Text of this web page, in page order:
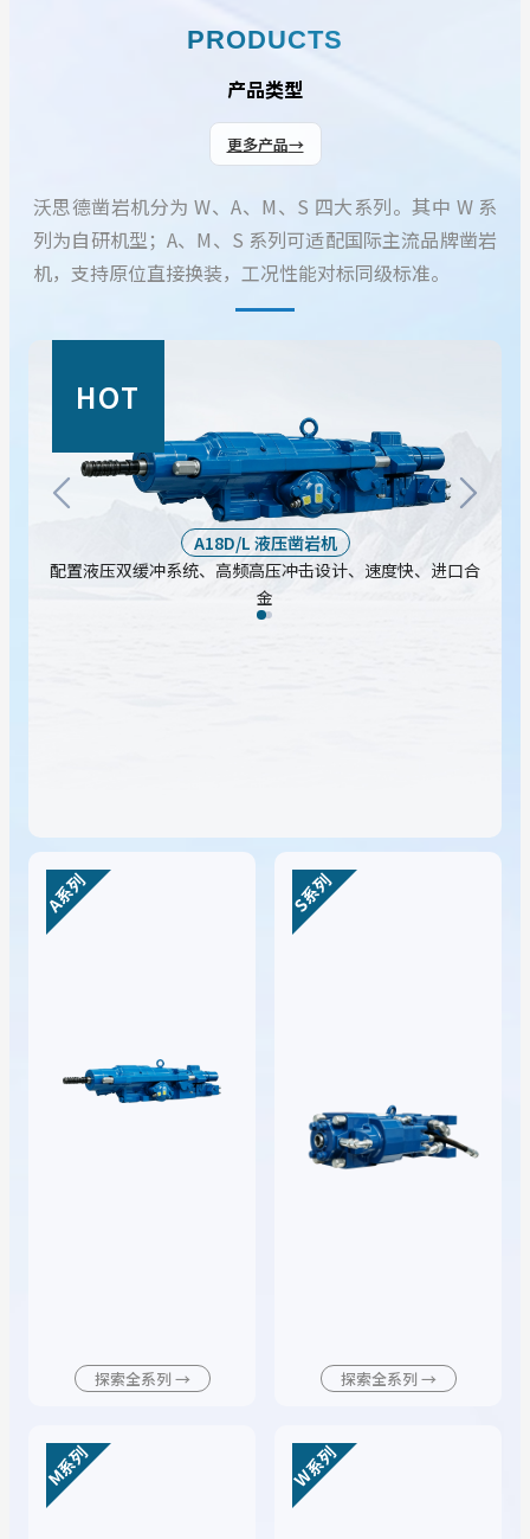
PRODUCTS
产品类型
更多产品→
沃思德凿岩机分为 W、A、M、S 四大系列。其中 W 系
列为自研机型；A、M、S 系列可适配国际主流品牌凿岩
机，支持原位直接换装，工况性能对标同级标准。
HOT
A18D/L 液压凿岩机
配置液压双缓冲系统、高频高压冲击设计、速度快、进口合
金
探索全系列 → 探索全系列 →